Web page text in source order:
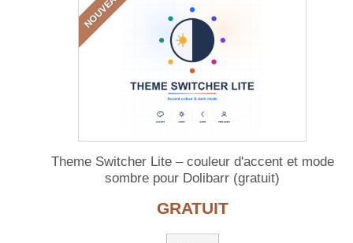
NOUVEAU
Theme Switcher Lite – couleur d'accent et mode
sombre pour Dolibarr (gratuit)
GRATUIT